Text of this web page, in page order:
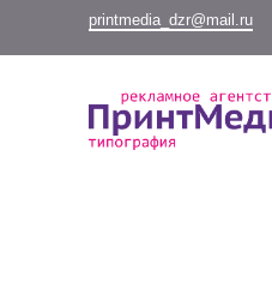
printmedia_dzr@mail.ru